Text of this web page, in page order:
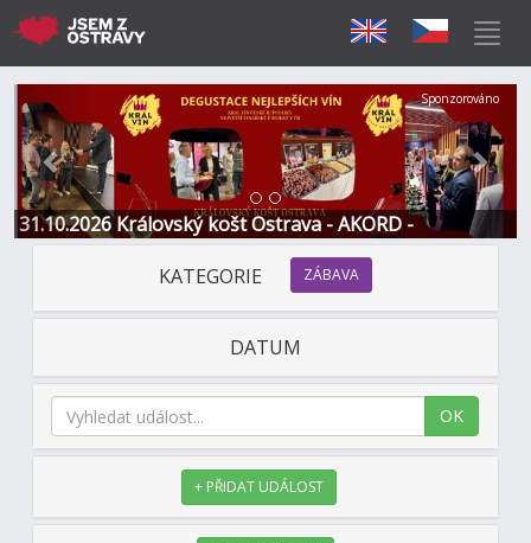
31.10.2026 Královský košt Ostrava - AKORD -
Restaurace a Hotel
Předchozí Další
Sponzorováno
KATEGORIE ZÁBAVA
DATUM
OK
+ PŘIDAT UDÁLOST